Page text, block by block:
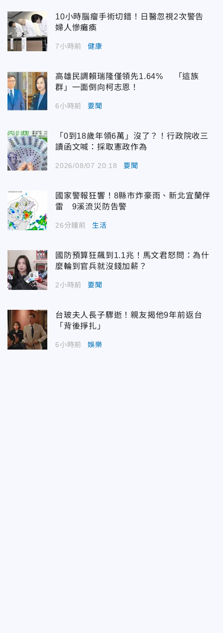
10小時腦瘤手術切錯！日醫忽視2次警告
婦人慘癱瘓
7小時前 健康
高雄民調賴瑞隆僅領先1.64% 「這族
群」一面倒向柯志恩！
6小時前 要聞
「0到18歲年領6萬」沒了？！行政院收三
讀函文喊：採取憲政作為
2026/08/07 20:18 要聞
國家警報狂響！8縣市炸豪雨、新北宜蘭伴
雷 9溪流災防告警
26分鐘前 生活
國防預算狂飆到1.1兆！馬文君怒問：為什
麼輪到官兵就沒錢加薪？
2小時前 要聞
台玻夫人長子驟逝！親友揭他9年前返台
「背後掙扎」
6小時前 娛樂